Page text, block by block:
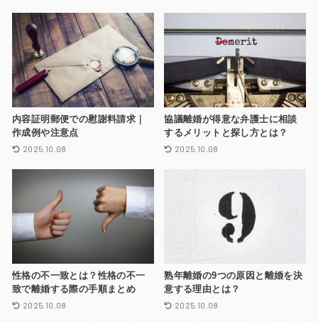
内容証明郵便での慰謝料請求｜
作成例や注意点
2025.10.08
協議離婚が得意な弁護士に相談
するメリットと探し方とは？
2025.10.08
性格の不一致とは？性格の不一
致で離婚する際の手順まとめ
2025.10.08
熟年離婚の9つの原因と離婚を決
意する理由とは？
2025.10.08